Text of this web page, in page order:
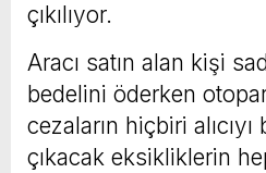
çıkılıyor.
Aracı satın alan kişi
bedelini öderken
cezaların hiçbiri
çıkacak eksikliklerin